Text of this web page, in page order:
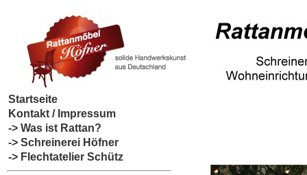
Startseite
Kontakt / Impressum
-> Was ist Rattan?
-> Schreinerei Höfner
-> Flechtatelier Schütz